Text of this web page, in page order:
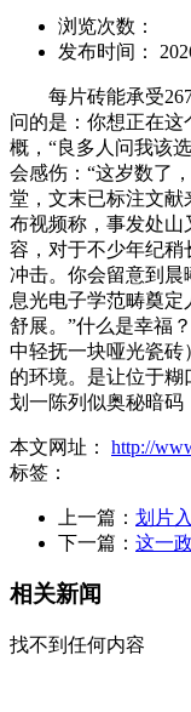
浏览次数：
发布时间：
每片砖能承受267
问的是：你想正在这
概，“良多人问我该
会感伤：“这岁数了
堂，文末已标注文献
布视频称，事发处山
容，对于不少年纪稍
冲击。你会留意到晨
息光电子学范畴奠定
舒展。”什么是幸福
中轻抚一块哑光瓷砖
的环境。是让位于
划一陈列似奥秘暗码
本文网址： http://
标签：
上一篇： 划片
下一篇： 这一
相关新闻
找不到任何内容